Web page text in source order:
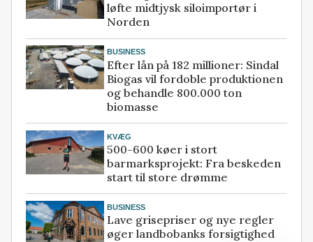
løfte midtjysk siloimportør i
Norden
BUSINESS
Efter lån på 182 millioner: Sindal
Biogas vil fordoble produktionen
og behandle 800.000 ton
biomasse
KVÆG
500-600 køer i stort
barmarksprojekt: Fra beskeden
start til store drømme
BUSINESS
Lave grisepriser og nye regler
øger landbobanks forsigtighed